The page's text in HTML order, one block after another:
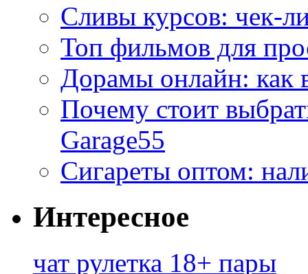
Сливы курсов: чек-
Топ фильмов для
Дорамы онлайн: как
Почему стоит
Garage55
Сигареты оптом:
Интересное
чат рулетка 18+ пары